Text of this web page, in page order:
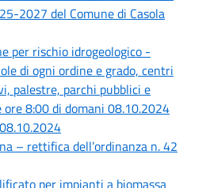
2027 del Comune di Casola
per rischio idrogeologico -
di ogni ordine e grado, centri
palestre, parchi pubblici e
8:00 di domani 08.10.2024
– rettifica dell’ordinanza n. 42
per impianti a biomassa